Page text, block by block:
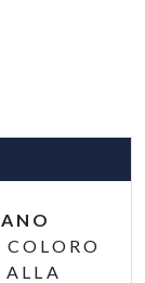
ALLA